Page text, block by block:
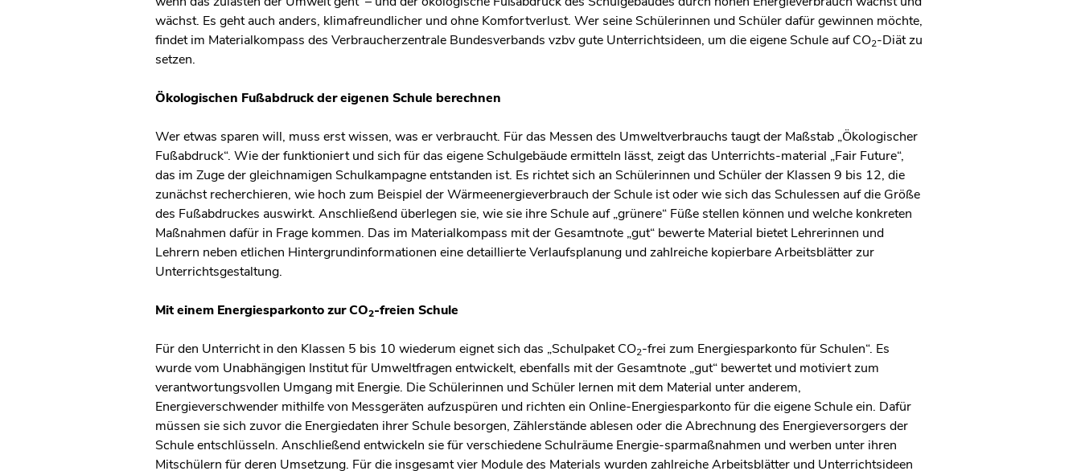
wächst. Es geht auch anders, klimafreundlicher und ohne Komfortverlust. Wer seine Schülerinnen und Schüler dafür gewinnen möchte,
findet im Materialkompass des Verbraucherzentrale Bundesverbands vzbv gute Unterrichtsideen, um die eigene Schule auf CO2-Diät zu
setzen.
Ökologischen Fußabdruck der eigenen Schule berechnen
Wer etwas sparen will, muss erst wissen, was er verbraucht. Für das Messen des Umweltverbrauchs taugt der Maßstab „Ökologischer
Fußabdruck“. Wie der funktioniert und sich für das eigene Schulgebäude ermitteln lässt, zeigt das Unterrichts-material „Fair Future“,
das im Zuge der gleichnamigen Schulkampagne entstanden ist. Es richtet sich an Schülerinnen und Schüler der Klassen 9 bis 12, die
zunächst recherchieren, wie hoch zum Beispiel der Wärmeenergieverbrauch der Schule ist oder wie sich das Schulessen auf die Größe
des Fußabdruckes auswirkt. Anschließend überlegen sie, wie sie ihre Schule auf „grünere“ Füße stellen können und welche konkreten
Maßnahmen dafür in Frage kommen. Das im Materialkompass mit der Gesamtnote „gut“ bewerte Material bietet Lehrerinnen und
Lehrern neben etlichen Hintergrundinformationen eine detaillierte Verlaufsplanung und zahlreiche kopierbare Arbeitsblätter zur
Unterrichtsgestaltung.
Mit einem Energiesparkonto zur CO2-freien Schule
Für den Unterricht in den Klassen 5 bis 10 wiederum eignet sich das „Schulpaket CO2-frei zum Energiesparkonto für Schulen“. Es
wurde vom Unabhängigen Institut für Umweltfragen entwickelt, ebenfalls mit der Gesamtnote „gut“ bewertet und motiviert zum
verantwortungsvollen Umgang mit Energie. Die Schülerinnen und Schüler lernen mit dem Material unter anderem,
Energieverschwender mithilfe von Messgeräten aufzuspüren und richten ein Online-Energiesparkonto für die eigene Schule ein. Dafür
müssen sie sich zuvor die Energiedaten ihrer Schule besorgen, Zählerstände ablesen oder die Abrechnung des Energieversorgers der
Schule entschlüsseln. Anschließend entwickeln sie für verschiedene Schulräume Energie-sparmaßnahmen und werben unter ihren
Mitschülern für deren Umsetzung. Für die insgesamt vier Module des Materials wurden zahlreiche Arbeitsblätter und Unterrichtsideen